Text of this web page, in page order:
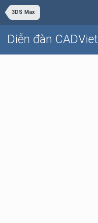
3DS Max
Diễn đàn CADViet